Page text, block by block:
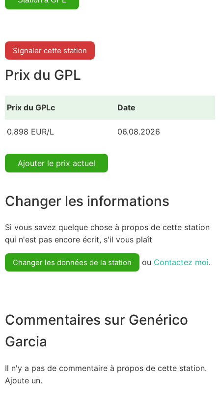
Signaler cette station
Prix du GPL
Prix du GPLc Date
0.898 EUR/L 06.08.2026
Ajouter le prix actuel
Changer les informations
Si vous savez quelque chose à propos de cette station
qui n'est pas encore écrit, s'il vous plaît
Changer les données de la station ou Contactez moi.
Commentaires sur Genérico
Garcia
Il n'y a pas de commentaire à propos de cette station.
Ajoute un.